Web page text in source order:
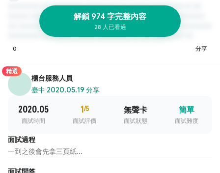
解鎖 974 字完整內容
28 人已看過
0 分享
精選
櫃台服務人員
臺中·2020.05.19 分享
2020.05
面試時間
1/5
面試評價
無聲卡
面試狀態
簡單
面試難度
面試過程
一到之後會先拿三頁紙...
面試問答